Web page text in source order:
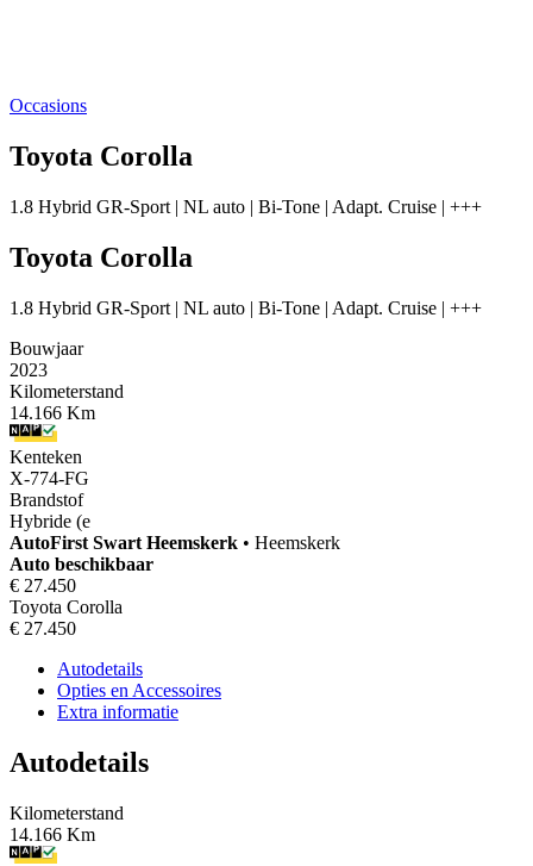
Occasions
Toyota Corolla
1.8 Hybrid GR-Sport | NL auto | Bi-Tone | Adapt. Cruise | +++
Toyota Corolla
1.8 Hybrid GR-Sport | NL auto | Bi-Tone | Adapt. Cruise | +++
Bouwjaar
2023
Kilometerstand
14.166 Km
Kenteken
X-774-FG
Brandstof
Hybride (e
AutoFirst Swart Heemskerk • Heemskerk
Auto beschikbaar
€ 27.450
Toyota Corolla
€ 27.450
Autodetails
Opties en Accessoires
Extra informatie
Autodetails
Kilometerstand
14.166 Km